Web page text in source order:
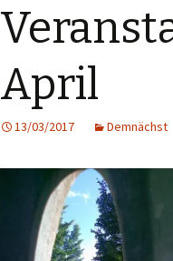
April
13/03/2017 Demnächst